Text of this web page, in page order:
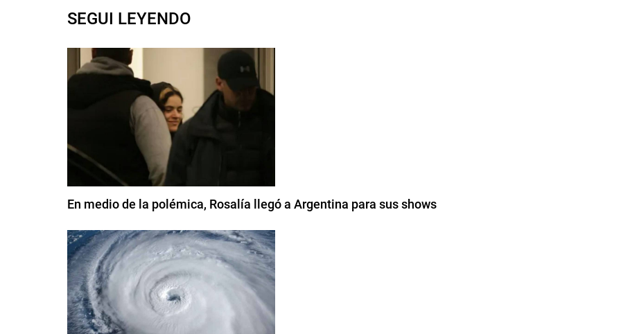
SEGUI LEYENDO
En medio de la polémica, Rosalía llegó a Argentina para sus shows